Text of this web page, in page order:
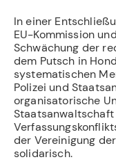
In einer
EU-Kommission
Schwächung der
dem Putsch in
systematischen
Polizei und
organisatorische
Staatsanwaltschaft
der Vereinigung
solidarisch.